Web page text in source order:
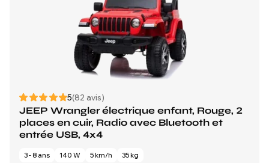
5(82 avis)
JEEP Wrangler électrique enfant, Rouge, 2
places en cuir, Radio avec Bluetooth et
entrée USB, 4x4
3 - 8 ans 140 W 5 km/h 35 kg